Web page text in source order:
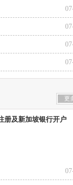
更
册及新加坡银行开户